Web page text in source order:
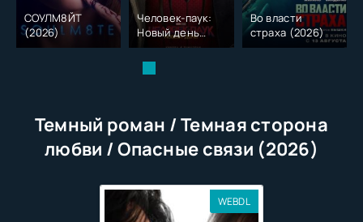
СОУЛМ8ЙТ
(2026)
Человек-паук:
Новый день
(2026)
Во власти
страха (2026)
Темный роман / Темная сторона
любви / Опасные связи (2026)
WEBDL